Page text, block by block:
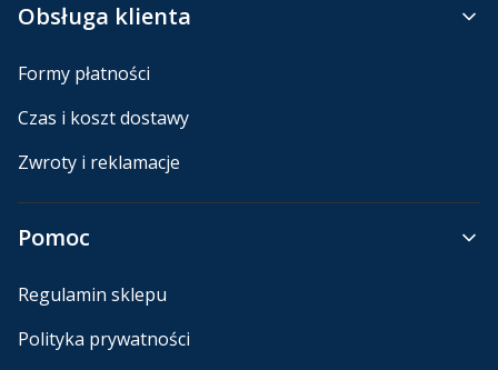
Obsługa klienta
Formy płatności
Czas i koszt dostawy
Zwroty i reklamacje
Pomoc
Regulamin sklepu
Polityka prywatności